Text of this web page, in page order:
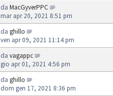
da MacGyverPPC
mar apr 20, 2021 8:51 pm
da ghillo
ven apr 09, 2021 11:14 pm
da vagappc
gio apr 01, 2021 4:56 pm
da ghillo
dom gen 17, 2021 8:36 pm